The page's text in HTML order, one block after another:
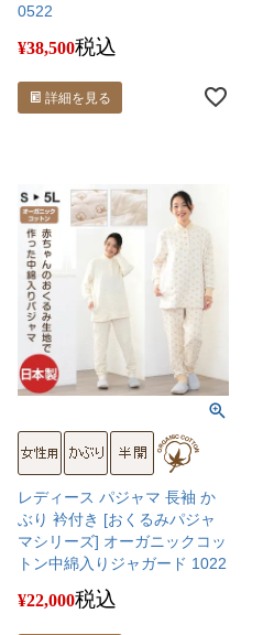
0522
¥38,500税込
詳細を見る
レディース パジャマ 長袖 か
ぶり 衿付き [おくるみパジャ
マシリーズ] オーガニックコッ
トン中綿入りジャガード 1022
¥22,000税込